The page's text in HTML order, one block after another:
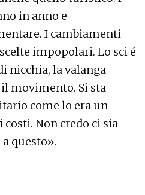
in anno e
I cambiamenti
impopolari. Lo sci é
nicchia, la valanga
movimento. Si sta
come lo era un
Non credo ci sia
questo».